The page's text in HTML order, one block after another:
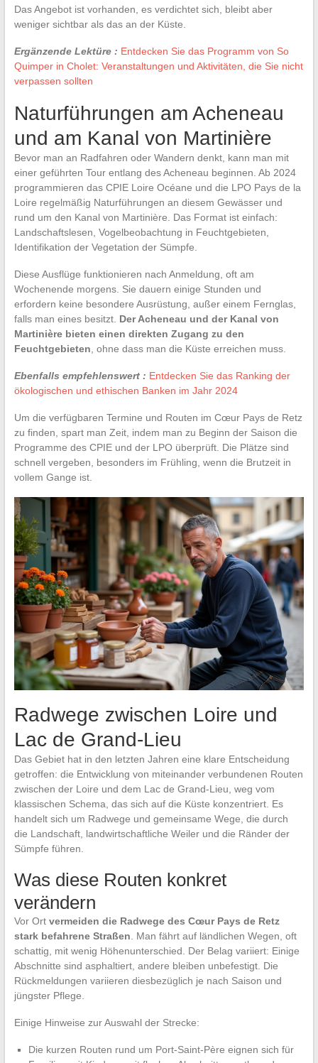
Das Angebot ist vorhanden, es verdichtet sich, bleibt aber
weniger sichtbar als das an der Küste.
Ergänzende Lektüre : Entdecken Sie das Programm von So
Quimper in Cholet: Veranstaltungen und Aktivitäten, die Sie nicht
verpassen sollten
Naturführungen am Acheneau
und am Kanal von Martinière
Bevor man an Radfahren oder Wandern denkt, kann man mit
einer geführten Tour entlang des Acheneau beginnen. Ab 2024
programmieren das CPIE Loire Océane und die LPO Pays de la
Loire regelmäßig Naturführungen an diesem Gewässer und
rund um den Kanal von Martinière. Das Format ist einfach:
Landschaftslesen, Vogelbeobachtung in Feuchtgebieten,
Identifikation der Vegetation der Sümpfe.
Diese Ausflüge funktionieren nach Anmeldung, oft am
Wochenende morgens. Sie dauern einige Stunden und
erfordern keine besondere Ausrüstung, außer einem Fernglas,
falls man eines besitzt. Der Acheneau und der Kanal von
Martinière bieten einen direkten Zugang zu den
Feuchtgebieten , ohne dass man die Küste erreichen muss.
Ebenfalls empfehlenswert : Entdecken Sie das Ranking der
ökologischen und ethischen Banken im Jahr 2024
Um die verfügbaren Termine und Routen im Cœur Pays de Retz
zu finden, spart man Zeit, indem man zu Beginn der Saison die
Programme des CPIE und der LPO überprüft. Die Plätze sind
schnell vergeben, besonders im Frühling, wenn die Brutzeit in
vollem Gange ist.
Radwege zwischen Loire und
Lac de Grand-Lieu
Das Gebiet hat in den letzten Jahren eine klare Entscheidung
getroffen: die Entwicklung von miteinander verbundenen Routen
zwischen der Loire und dem Lac de Grand-Lieu, weg vom
klassischen Schema, das sich auf die Küste konzentriert. Es
handelt sich um Radwege und gemeinsame Wege, die durch
die Landschaft, landwirtschaftliche Weiler und die Ränder der
Sümpfe führen.
Was diese Routen konkret
verändern
Vor Ort vermeiden die Radwege des Cœur Pays de Retz
stark befahrene Straßen . Man fährt auf ländlichen Wegen, oft
schattig, mit wenig Höhenunterschied. Der Belag variiert: Einige
Abschnitte sind asphaltiert, andere bleiben unbefestigt. Die
Rückmeldungen variieren diesbezüglich je nach Saison und
jüngster Pflege.
Einige Hinweise zur Auswahl der Strecke:
Die kurzen Routen rund um Port-Saint-Père eignen sich für